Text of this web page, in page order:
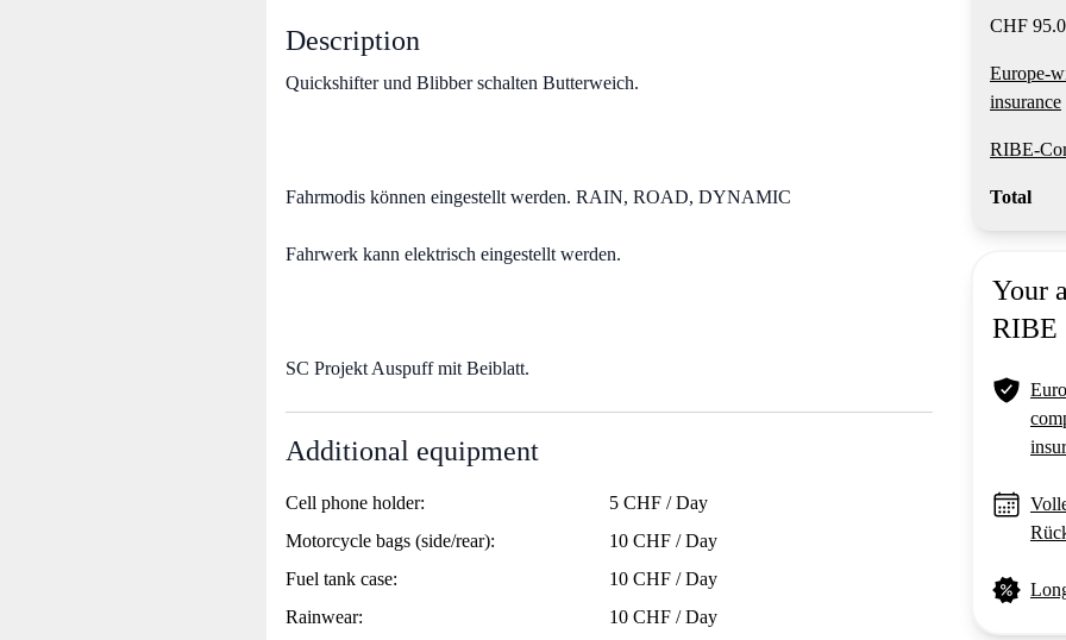
CHF
Europe-
insurance
RIBE-
Total
Your
RIBE
Description
Quickshifter und Blibber schalten Butterweich.
Fahrmodis können eingestellt werden. RAIN, ROAD, DYNAMIC
Fahrwerk kann elektrisch eingestellt werden.
SC Projekt Auspuff mit Beiblatt.
Additional equipment
Cell phone holder:
5 CHF / Day
Motorcycle bags (side/rear):
10 CHF / Day
Fuel tank case:
10 CHF / Day
Rainwear:
10 CHF / Day